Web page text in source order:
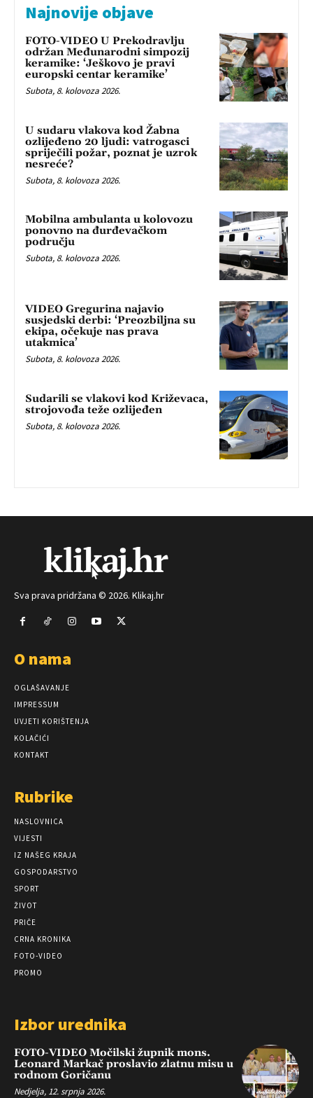
Najnovije objave
FOTO-VIDEO U Prekodravlju
održan Međunarodni simpozij
keramike: ‘Ješkovo je pravi
europski centar keramike’
Subota, 8. kolovoza 2026.
U sudaru vlakova kod Žabna
ozlijeđeno 20 ljudi: vatrogasci
spriječili požar, poznat je uzrok
nesreće?
Subota, 8. kolovoza 2026.
Mobilna ambulanta u kolovozu
ponovno na đurđevačkom
području
Subota, 8. kolovoza 2026.
VIDEO Gregurina najavio
susjedski derbi: ‘Preozbiljna su
ekipa, očekuje nas prava
utakmica’
Subota, 8. kolovoza 2026.
Sudarili se vlakovi kod Križevaca,
strojovođa teže ozlijeđen
Subota, 8. kolovoza 2026.
Sva prava pridržana © 2026. Klikaj.hr
O nama
OGLAŠAVANJE
IMPRESSUM
UVJETI KORIŠTENJA
KOLAČIĆI
KONTAKT
Rubrike
NASLOVNICA
VIJESTI
IZ NAŠEG KRAJA
GOSPODARSTVO
SPORT
ŽIVOT
PRIČE
CRNA KRONIKA
FOTO-VIDEO
PROMO
Izbor urednika
FOTO-VIDEO Močilski župnik mons.
Leonard Markač proslavio zlatnu misu u
rodnom Goričanu
Nedjelja, 12. srpnja 2026.